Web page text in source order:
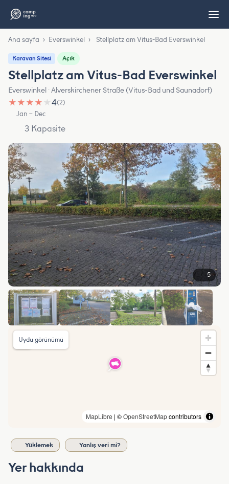
Ana sayfa › Everswinkel › Stellplatz am Vitus-Bad Everswinkel
Karavan Sitesi Açık
Stellplatz am Vitus-Bad Everswinkel
Everswinkel · Alverskirchener Straße (Vitus-Bad und Saunadorf)
★ ★ ★ ★ ★4(2)
Jan – Dec
3 Kapasite
5
MapLibre | ©OpenStreetMapcontributors
Uydu görünümü
Yüklemek Yanlış veri mi?
Yer hakkında